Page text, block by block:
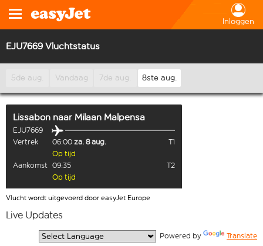
Inloggen
EJU7669 Vluchtstatus
5de aug. Vandaag 7de aug. 8ste aug.
Lissabon naar Milaan Malpensa
EJU7669
Vertrek
06:00 za. 8 aug.
T1
Op tijd
Aankomst 09:35
T2
Op tijd
Vlucht wordt uitgevoerd door easyJet Europe
Live Updates
Powered by Translate